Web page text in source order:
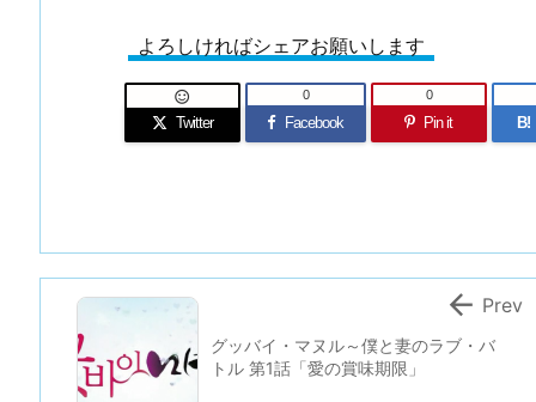
よろしければシェアお願いします
Twitter

Facebook
0
Pin it
0
B!
グッバイ・マヌル～僕と妻のラブ・バ
トル 第1話「愛の賞味期限」
 Prev